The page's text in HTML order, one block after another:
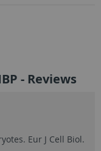
- Reviews
Eur J Cell Biol.